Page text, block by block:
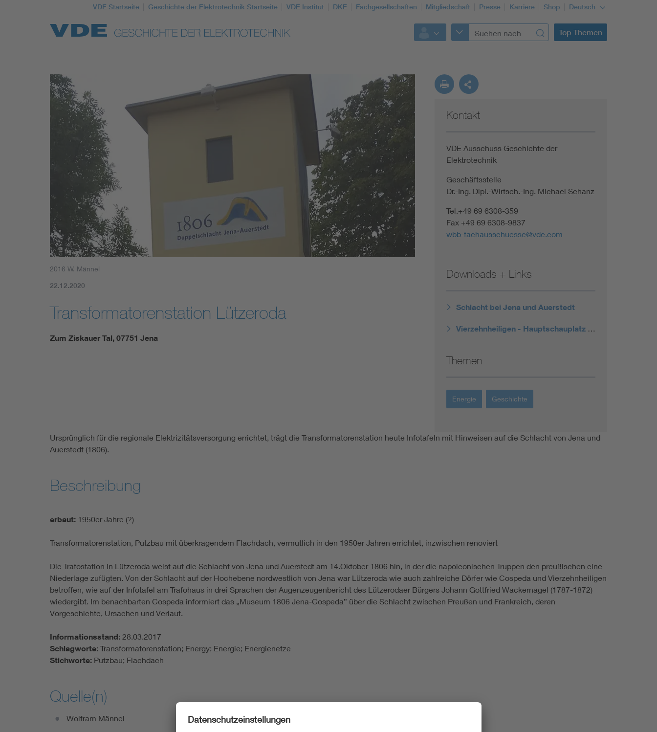
VDE Startseite Geschichte der Elektrotechnik Startseite VDE Institut DKE Fachgesellschaften Mitgliedschaft Presse Karriere Shop Deutsch
Top Themen
Top Themen
Weitere Themen
2016 W. Männel
22.12.2020
Transformatorenstation Lützeroda
Zum Ziskauer Tal, 07751 Jena
Kontakt
VDE Ausschuss Geschichte der
Elektrotechnik
Geschäftsstelle
Dr.-Ing. Dipl.-Wirtsch.-Ing. Michael Schanz
Tel.+49 69 6308-359
Fax +49 69 6308-9837
wbb-fachausschuesse@vde.com
Downloads + Links
Schlacht bei Jena und Auerstedt
Vierzehnheiligen - Hauptschauplatz der Schlacht
Themen
Energie Geschichte
Ursprünglich für die regionale Elektrizitätsversorgung errichtet, trägt die Transformatorenstation heute Infotafeln mit Hinweisen auf die Schlacht von Jena und
Auerstedt (1806).
Beschreibung
erbaut: 1950er Jahre (?)
Transformatorenstation, Putzbau mit überkragendem Flachdach, vermutlich in den 1950er Jahren errichtet, inzwischen renoviert
Die Trafostation in Lützeroda weist auf die Schlacht von Jena und Auerstedt am 14.Oktober 1806 hin, in der die napoleonischen Truppen den preußischen eine
Niederlage zufügten. Von der Schlacht auf der Hochebene nordwestlich von Jena war Lützeroda wie auch zahlreiche Dörfer wie Cospeda und Vierzehnheiligen
betroffen, wie auf der Infotafel am Trafohaus in drei Sprachen der Augenzeugenbericht des Lützerodaer Bürgers Johann Gottfried Wackernagel (1787-1872)
wiedergibt. Im benachbarten Cospeda informiert das „Museum 1806 Jena-Cospeda” über die Schlacht zwischen Preußen und Frankreich, deren
Vorgeschichte, Ursachen und Verlauf.
Informationsstand: 28.03.2017
Schlagworte: Transformatorenstation; Energy; Energie; Energienetze
Stichworte: Putzbau; Flachdach
Quelle(n)
Wolfram Männel